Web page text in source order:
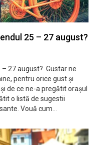
25 – 27 august?
27 august? Gustar ne
pentru orice gust și
de ce ne-a pregătit orașul
o listă de sugestii
Vouă cum…